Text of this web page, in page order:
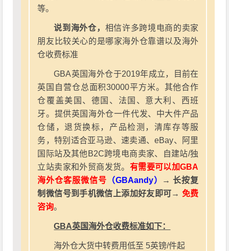
等。
说到海外仓， 相信许多跨境电商的卖家
朋友比较关心的是哪家海外仓靠谱以及海外
仓收费标准
GBA英国海外仓于2019年成立，目前在
英国自营仓总面积30000平方米。其他合作
仓覆盖美国、德国、法国、意大利、西班
牙。提供英国海外仓一件代发、中大件产品
仓储，退货换标，产品检测，清库存等服
务，特别适合亚马逊、速卖通、eBay、阿里
国际站及其他B2C跨境电商卖家、自建站/独
立站卖家和外贸商发货。 有需要可以加GBA
海外仓客服微信号 （GBAandy）
→ 长按复
制微信号到手机微信上添加好友即可→ 免费
咨询。
GBA英国海外仓收费标准如下：
海外仓大货中转费用低至 5英镑/件起